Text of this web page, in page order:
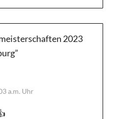
2023
”
a.m. Uhr